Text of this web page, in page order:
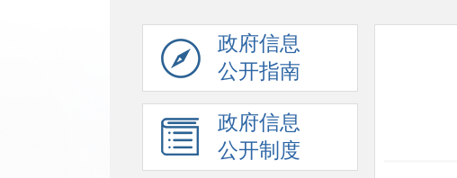
政府信息
公开指南
政府信息
公开制度